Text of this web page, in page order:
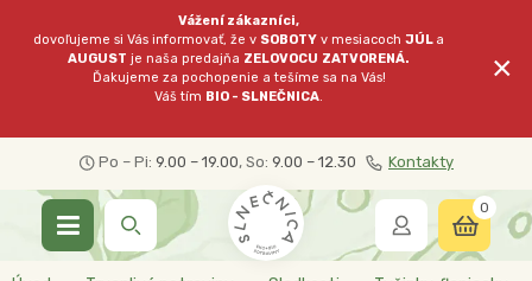
Vážení zákazníci,
dovoľujeme si Vás informovať, že v SOBOTY v mesiacochJÚL a
AUGUST je naša predajňa ZELOVOCU ZATVORENÁ.
Ďakujeme za pochopenie a tešíme sa na Vás!
Váš tím BIO - SLNEČNICA.
×
Po – Pi: 9.00 – 19.00, So: 9.00 – 12.30 Kontakty
0